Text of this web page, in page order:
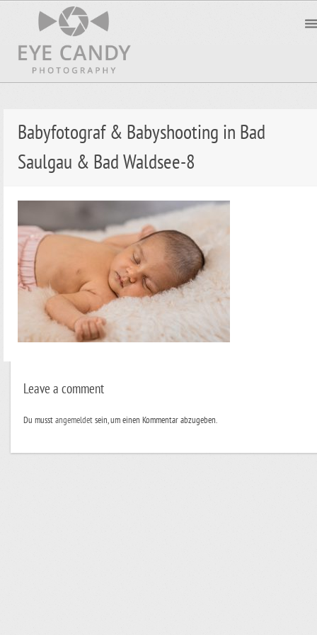
Babyfotograf & Babyshooting in Bad
Saulgau & Bad Waldsee-8
Leave a comment
Du musstangemeldetsein, um einen Kommentar abzugeben.